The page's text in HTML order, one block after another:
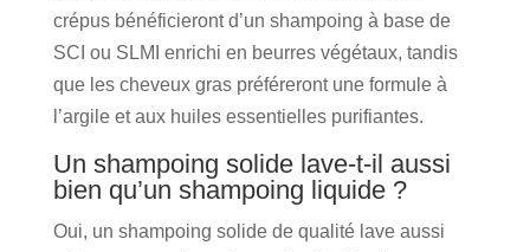
crépus bénéficieront d’un shampoing à base de
SCI ou SLMI enrichi en beurres végétaux, tandis
que les cheveux gras préféreront une formule à
l’argile et aux huiles essentielles purifiantes.
Un shampoing solide lave-t-il aussi
bien qu’un shampoing liquide ?
Oui, un shampoing solide de qualité lave aussi